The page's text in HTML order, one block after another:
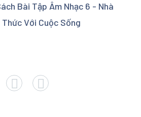
Bài Tập Âm Nhạc 6 - Nhà
Với Cuộc Sống